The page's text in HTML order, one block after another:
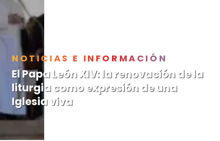
NOTICIAS E INFORMACIÓN
El Papa León XIV: la renovación de la
liturgia como expresión de una
Iglesia viva